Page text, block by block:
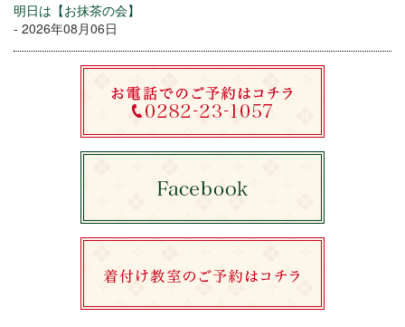
明日は【お抹茶の会】
- 2026年08月06日